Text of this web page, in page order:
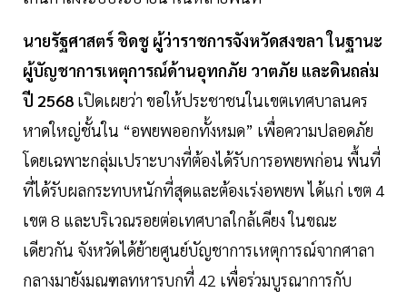
นายรัฐศาสตร์ ชิดชู ผู้ว่าราชการจังหวัดสงขลา ในฐานะ
ผู้บัญชาการเหตุการณ์ด้านอุทกภัย วาตภัย และดินถล่ม
ปี 2568 เปิดเผยว่า ขอให้ประชาชนในเขตเทศบาลนคร
หาดใหญ่ชั้นใน “อพยพออกทั้งหมด” เพื่อความปลอดภัย
โดยเฉพาะกลุ่มเปราะบางที่ต้องได้รับการอพยพก่อน พื้นที่
ที่ได้รับผลกระทบหนักที่สุดและต้องเร่งอพยพ ได้แก่ เขต 4
เขต 8 และบริเวณรอยต่อเทศบาลใกล้เคียง ในขณะ
เดียวกัน จังหวัดได้ย้ายศูนย์บัญชาการเหตุการณ์จากศาลา
กลางมายังมณฑลทหารบกที่ 42 เพื่อร่วมบูรณาการกับ